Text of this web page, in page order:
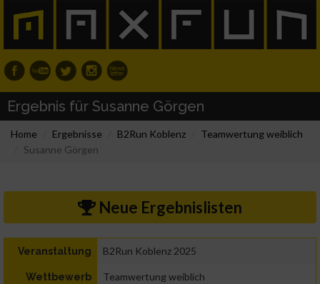
Ergebnis für Susanne Görgen
Home Ergebnisse B2Run Koblenz
Teamwertung weiblich
Susanne Görgen
Neue Ergebnislisten
Veranstaltung B2Run Koblenz 2025
Wettbewerb Teamwertung weiblich